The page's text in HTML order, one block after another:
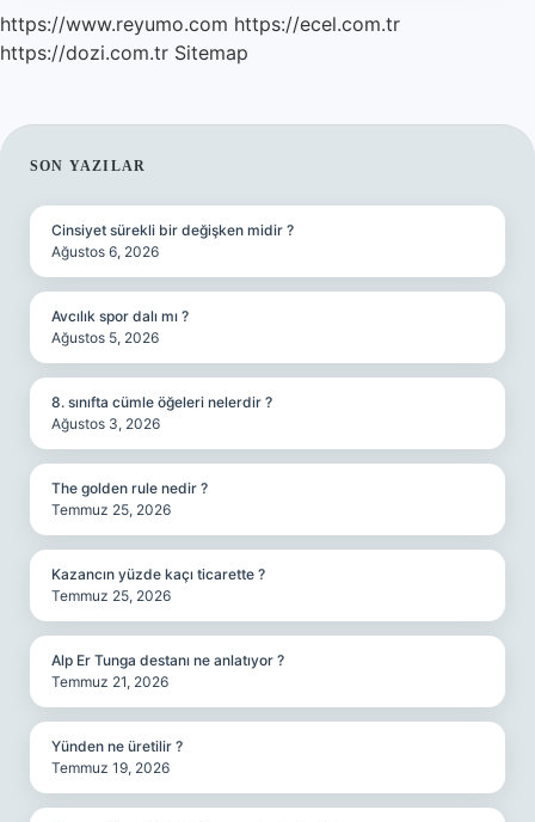
https://www.reyumo.com https://ecel.com.tr
https://dozi.com.tr Sitemap
SIDEBAR
SON YAZILAR
Cinsiyet sürekli bir değişken midir ?
Ağustos 6, 2026
Avcılık spor dalı mı ?
Ağustos 5, 2026
8. sınıfta cümle öğeleri nelerdir ?
Ağustos 3, 2026
The golden rule nedir ?
Temmuz 25, 2026
Kazancın yüzde kaçı ticarette ?
Temmuz 25, 2026
Alp Er Tunga destanı ne anlatıyor ?
Temmuz 21, 2026
Yünden ne üretilir ?
Temmuz 19, 2026